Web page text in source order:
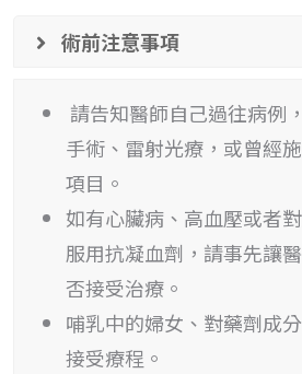
術前注意事項
請告知醫師自己過往病例
手術、雷射光療，或曾經
項目。
如有心臟病、高血壓或者
服用抗凝血劑，請事先讓
否接受治療。
哺乳中的婦女、對藥劑成
接受療程。